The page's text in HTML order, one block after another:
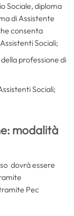
Sociale, diploma
di Assistente
consenta
Sociali;
professione di
Sociali;
modalità
dovrà essere
Pec